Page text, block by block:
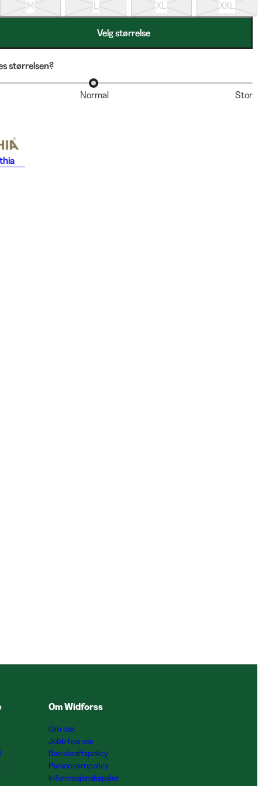
M L XL XXL
Velg størrelse
størrelsen?
Normal Stor
Om Widforss
Om oss
Jobb hos oss
Bærekraftspolicy
Personvernpolicy
Informasjonskapsler